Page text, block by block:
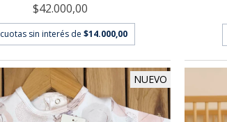
$42.000,00
cuotas sin interés de $14.000,00
NUEVO